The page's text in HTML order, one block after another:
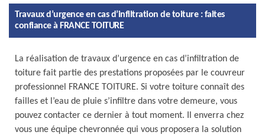
Travaux d’urgence en cas d’infiltration de toiture : faites
confiance à FRANCE TOITURE
La réalisation de travaux d’urgence en cas d’infiltration de
toiture fait partie des prestations proposées par le couvreur
professionnel FRANCE TOITURE. Si votre toiture connaît des
failles et l’eau de pluie s’infiltre dans votre demeure, vous
pouvez contacter ce dernier à tout moment. Il enverra chez
vous une équipe chevronnée qui vous proposera la solution